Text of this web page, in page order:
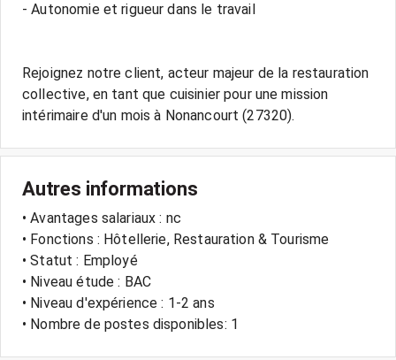
- Autonomie et rigueur dans le travail
Rejoignez notre client, acteur majeur de la restauration
collective, en tant que cuisinier pour une mission
Autres informations
• Avantages salariaux : nc
• Fonctions : Hôtellerie, Restauration & Tourisme
• Statut : Employé
• Niveau étude : BAC
• Niveau d'expérience : 1-2 ans
• Nombre de postes disponibles: 1